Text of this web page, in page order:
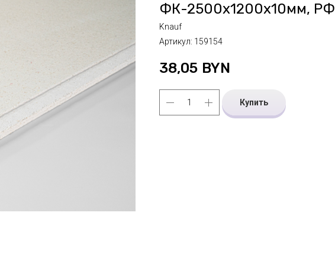
ФК-2500х1200х10мм, РФ
Knauf
Артикул: 159154
38,05 BYN
Купить